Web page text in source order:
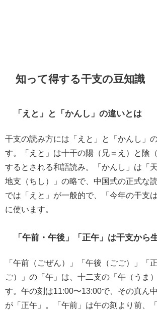
知って得する干支の豆知識
「えと」と「かんし」の違いとは
干支の読み方には「えと」と「かんし」
す。「えと」は十干の陽（兄＝え）と陰
するとされる和語読み。「かんし」は「
地支（ちし）」の略で、中国式の正式な
では「えと」が一般的で、「今年の干支
に使います。
「午前・午後」「正午」は干支から
「午前（ごぜん）」「午後（ごご）」「
ご）」の「午」は、十二支の「午（うま
す。午の刻は11:00〜13:00で、その真ん
が「正午」。「午前」は午の刻より前、